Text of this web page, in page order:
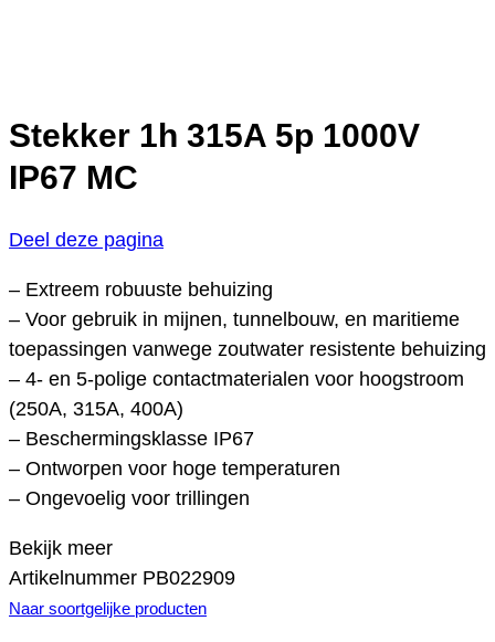
Stekker 1h 315A 5p 1000V
IP67 MC
Deel deze pagina
– Extreem robuuste behuizing
– Voor gebruik in mijnen, tunnelbouw, en maritieme
toepassingen vanwege zoutwater resistente behuizing
– 4- en 5-polige contactmaterialen voor hoogstroom
(250A, 315A, 400A)
– Beschermingsklasse IP67
– Ontworpen voor hoge temperaturen
– Ongevoelig voor trillingen
Bekijk meer
Artikelnummer PB022909
Naar soortgelijke producten